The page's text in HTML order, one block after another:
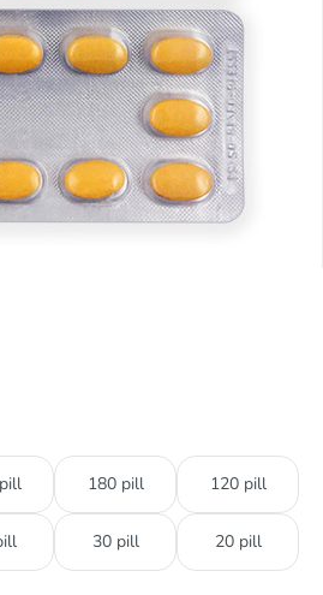
180 pill 120 pill
30 pill 20 pill